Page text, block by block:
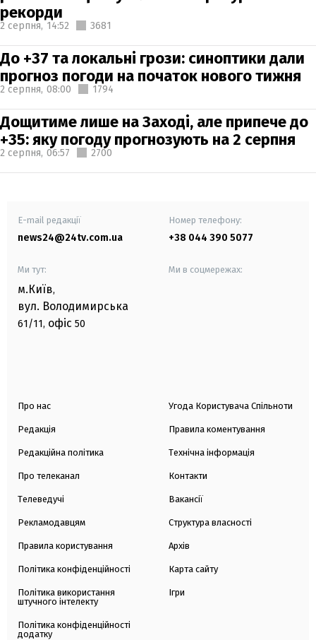
рекорди
2 серпня, 14:52 3681
До +37 та локальні грози: синоптики дали
прогноз погоди на початок нового тижня
2 серпня, 08:00 1794
Дощитиме лише на Заході, але припече до
+35: яку погоду прогнозують на 2 серпня
2 серпня, 06:57 2700
E-mail редакції
news24@24tv.com.ua
Номер телефону:
+38 044 390 5077
Ми тут:
м.Київ,
вул. Володимирська
61/11, офіс 50
Ми в соцмережах:
Про нас
Редакція
Редакційна політика
Про телеканал
Телеведучі
Рекламодавцям
Правила користування
Політика конфіденційності
Політика використання
штучного інтелекту
Політика конфіденційності
додатку
Угода Користувача Спільноти
Правила коментування
Технічна інформація
Контакти
Вакансії
Структура власності
Архів
Карта сайту
Ігри